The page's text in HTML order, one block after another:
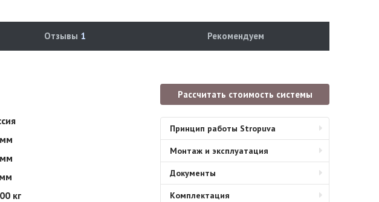
Отзывы 1 Рекомендуем
кг
Рассчитать стоимость системы
Принцип работы Stropuva
Монтаж и эксплуатация
Документы
Комплектация